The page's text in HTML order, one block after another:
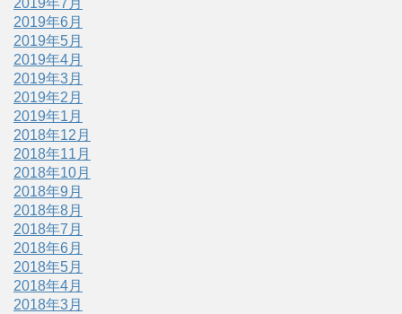
2019年6月
2019年5月
2019年4月
2019年3月
2019年2月
2019年1月
2018年12月
2018年11月
2018年10月
2018年9月
2018年8月
2018年7月
2018年6月
2018年5月
2018年4月
2018年3月